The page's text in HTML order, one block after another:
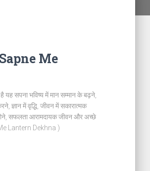
Me
सपना भविष्य में मान सम्मान के बढ़ने,
ज्ञान में वृद्धि, जीवन में सकारात्मक
होने, सफलता आरामदायक जीवन और अच्छे
Lantern Dekhna )